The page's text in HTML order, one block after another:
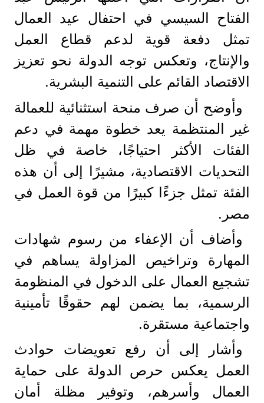
الفتاح السيسي في احتفال عيد العمال
تمثل دفعة قوية لدعم قطاع العمل
والإنتاج، وتعكس توجه الدولة نحو تعزيز
الاقتصاد القائم على التنمية البشرية.
وأوضح أن صرف منحة استثنائية للعمالة
غير المنتظمة يعد خطوة مهمة في دعم
الفئات الأكثر احتياجًا، خاصة في ظل
التحديات الاقتصادية، مشيرًا إلى أن هذه
الفئة تمثل جزءًا كبيرًا من قوة العمل في
مصر.
وأضاف أن الإعفاء من رسوم شهادات
المهارة وتراخيص المزاولة يساهم في
تشجيع العمال على الدخول في المنظومة
الرسمية، بما يضمن لهم حقوقًا تأمينية
واجتماعية مستقرة.
وأشار إلى أن رفع تعويضات حوادث
العمل يعكس حرص الدولة على حماية
العمال وأسرهم، وتوفير مظلة أمان